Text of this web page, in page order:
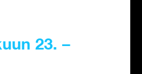
23. –